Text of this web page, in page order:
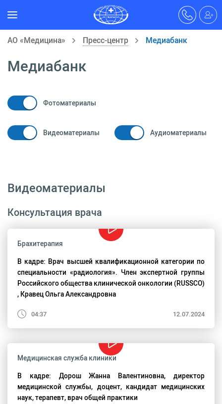
АО «Медицина» Пресс-центр Медиабанк
Медиабанк
Фотоматериалы
Видеоматериалы Аудиоматериалы
Видеоматериалы
Консультация врача
Брахитерапия
В кадре: Врач высшей квалификационной категории по
специальности «радиология». Член экспертной группы
Российского общества клинической онкологии (RUSSCO)
, Кравец Ольга Александровна
04:37 12.07.2024
Медицинская служба клиники
В кадре: Дорош Жанна Валентиновна, директор
медицинской службы, доцент, кандидат медицинских
наук, терапевт, врач общей практики